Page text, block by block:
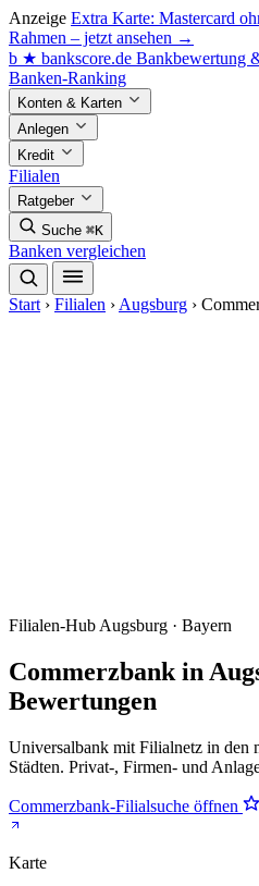
Anzeige Extra Karte: Mastercard
Rahmen – jetzt ansehen →
b ★ bankscore.de Bankbewertung
Banken-Ranking
Konten & Karten
Anlegen
Kredit
Filialen
Ratgeber
Suche ⌘K
Banken vergleichen
Start › Filialen › Augsburg ›
Filialen-Hub Augsburg · Bayern
Commerzbank in
Bewertungen
Universalbank mit Filialnetz in den
Städten. Privat-, Firmen- und
Commerzbank-Filialsuche öffnen
Karte